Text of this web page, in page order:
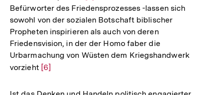
Auflösung
der
Fußnote
Befürworter des Friedensprozesses -lassen sich
sowohl von der sozialen Botschaft biblischer
Propheten inspirieren als auch von deren
Friedensvision, in der der Homo faber die
Urbarmachung von Wüsten dem Kriegshandwerk
vorzieht Zur
der
[6]